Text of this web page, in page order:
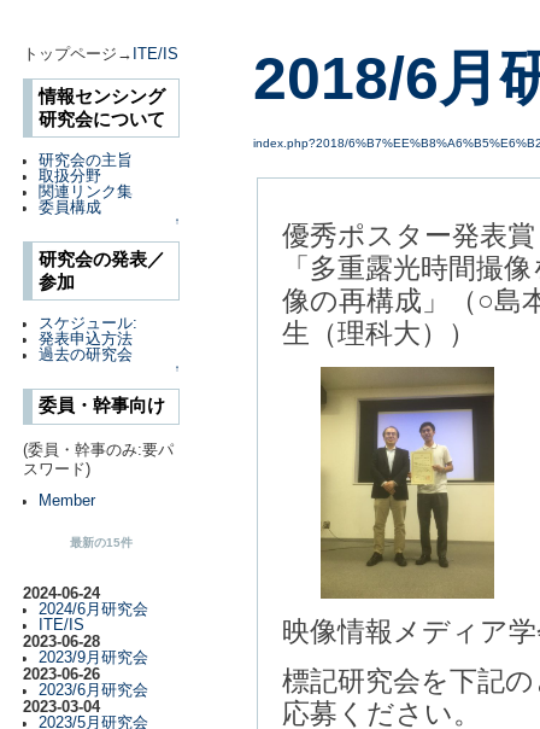
2018/6月
index.php?2018/
トップページ→ ITE/IS
情報センシング
研究会について
研究会の主旨
取扱分野
関連リンク集
委員構成
↑
研究会の発表／
参加
スケジュール:
発表申込方法
過去の研究会
↑
委員・幹事向け
(委員・幹事のみ:要パ
スワード)
Member
最新の15件
2024-06-24
2024/6月研究会
ITE/IS
2023-06-28
2023/9月研究会
2023-06-26
2023/6月研究会
2023-03-04
2023/5月研究会
優秀ポスター発表
「多重露光時間撮
像の再構成」（○島
生（理科大））
映像情報メディア
標記研究会を下記
応募ください。